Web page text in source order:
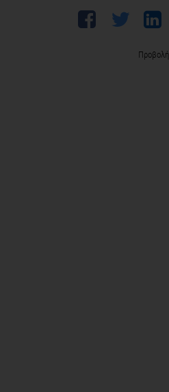
Προβολή